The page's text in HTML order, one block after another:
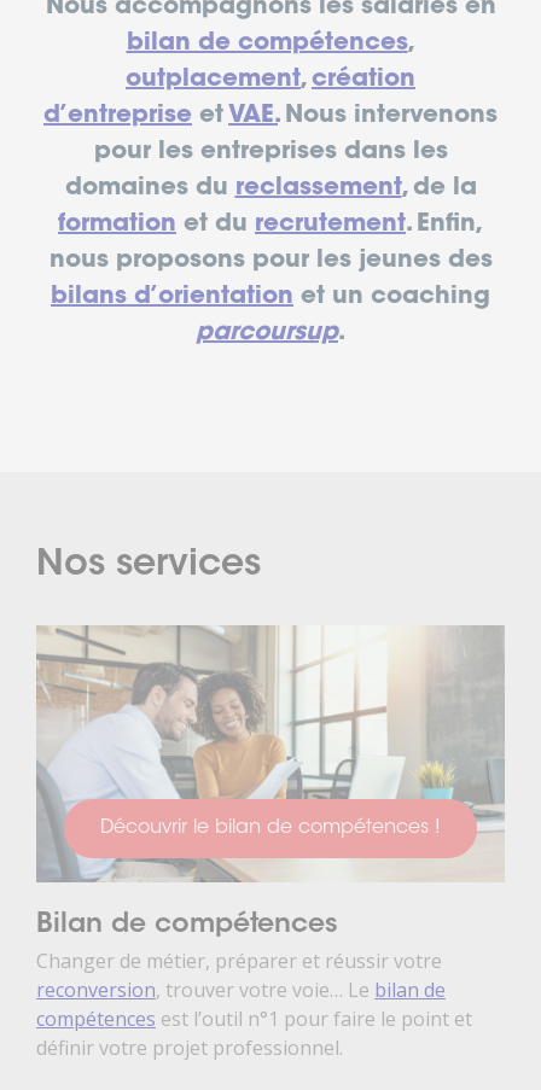
Nous accompagnons les salariés en
bilan de compétences,
outplacement, création
d’entreprise et VAE.Nous intervenons
pour les entreprises dans les
domaines du reclassement, de la
formation et du recrutement. Enfin,
nous proposons pour les jeunes des
bilans d’orientation et un coaching
parcoursup.
Nos services
Découvrir le bilan de compétences !
Bilan de compétences
Changer de métier, préparer et réussir votre
reconversion, trouver votre voie… Le bilan de
compétences est l’outil n°1 pour faire le point et
définir votre projet professionnel.